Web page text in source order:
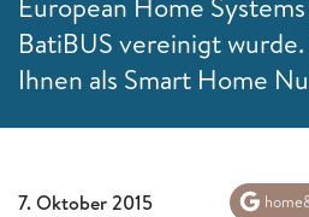
BatiBUS vereinigt
Ihnen als Smart Home
7. Oktober 2015